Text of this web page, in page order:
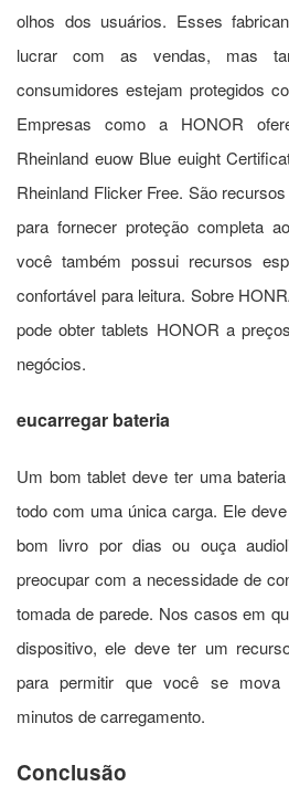
olhos dos usuários. Esses
lucrar com as vendas, mas
consumidores estejam protegidos
Empresas como a HONOR
Rheinland euow Blue euight
Rheinland Flicker Free. São
para fornecer proteção completa
você também possui recursos
confortável para leitura. Sobre
pode obter tablets HONOR a
negócios.
eucarregar bateria
Um bom tablet deve ter uma
todo com uma única carga. Ele
bom livro por dias ou ouça
preocupar com a necessidade de
tomada de parede. Nos casos em
dispositivo, ele deve ter um
para permitir que você se mova
minutos de carregamento.
Conclusão